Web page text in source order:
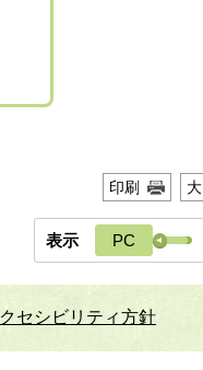
印刷
表示 PC
セシビリティ方針